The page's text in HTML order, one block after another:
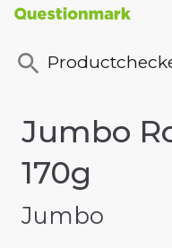
Jumbo
170g
Jumbo